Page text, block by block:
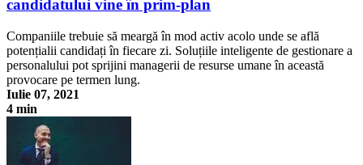
candidatului vine în prim-plan
Companiile trebuie să meargă în mod activ acolo unde se află
potențialii candidați în fiecare zi. Soluțiile inteligente de gestionare a
personalului pot sprijini managerii de resurse umane în această
provocare pe termen lung.
Iulie 07, 2021
4 min
Revoluționarea procesului de recrutare - experiența candidatului vine
în prim-plan